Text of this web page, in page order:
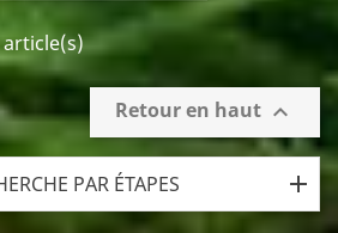
base
article(s)
Retour en haut 
PAR ÉTAPES